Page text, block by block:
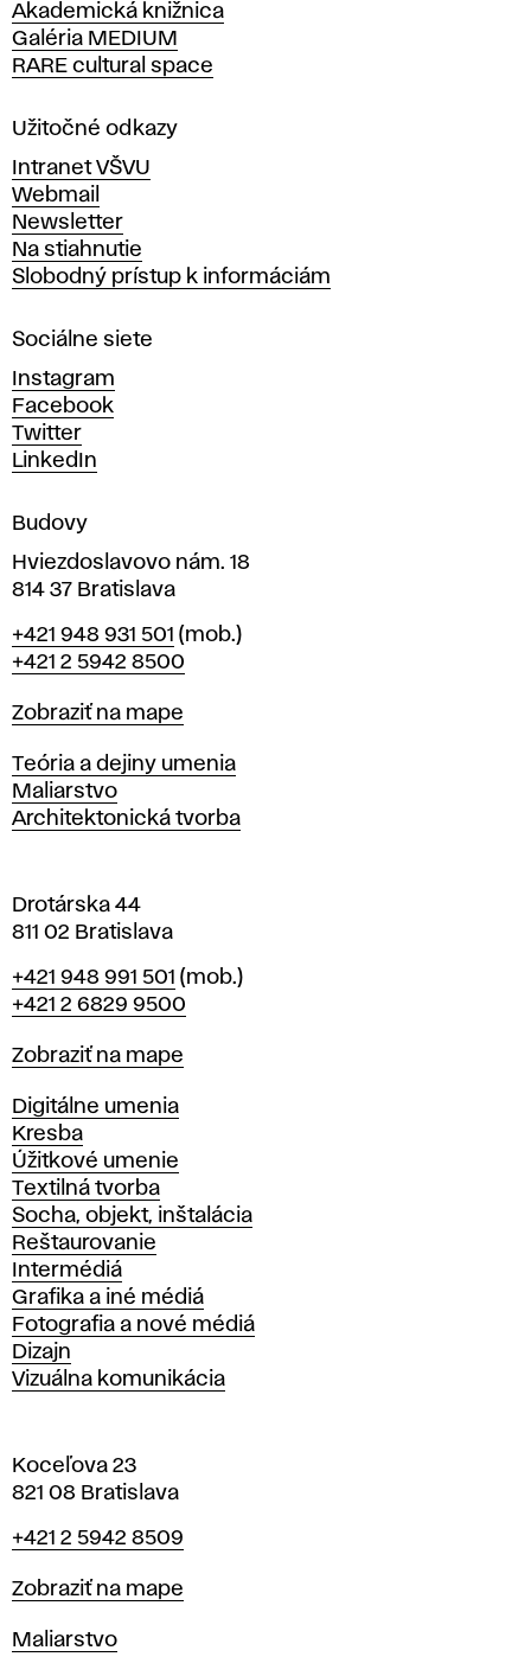
š
k
o
a
ý
t
v
a
r
ý
c
h
u
m
e
í
v
r
a
i
s
l
a
v
Akademická knižnica
Galéria MEDIUM
RARE cultural space
Užitočné odkazy
Intranet VŠVU
Webmail
Newsletter
Na stiahnutie
Slobodný prístup k informáciám
Sociálne siete
Instagram
Facebook
Twitter
LinkedIn
Budovy
Hviezdoslavovo nám. 18
814 37 Bratislava
Telefón
+421 948 931 501 (mob.)
+421 2 5942 8500
Mapa
Zobraziť na mape
Katedry
Teória a dejiny umenia
Maliarstvo
Architektonická tvorba
Drotárska 44
811 02 Bratislava
Telefón
+421 948 991 501 (mob.)
+421 2 6829 9500
Mapa
Zobraziť na mape
Katedry
Digitálne umenia
Kresba
Úžitkové umenie
Textilná tvorba
Socha, objekt, inštalácia
Reštaurovanie
Intermédiá
Grafika a iné médiá
Fotografia a nové médiá
Dizajn
Vizuálna komunikácia
Koceľova 23
821 08 Bratislava
Telefón
+421 2 5942 8509
Mapa
Zobraziť na mape
Katedry
Maliarstvo